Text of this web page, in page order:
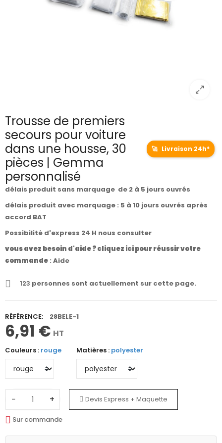
Trousse de premiers
secours pour voiture
dans une housse, 30
pièces | Gemma
personnalisé
🚀 Livraison 24h*
délais produit sans marquage de 2 à 5 jours ouvrés
délais produit avec marquage : 5 à 10 jours ouvrés après
accord BAT
Possibilité d'express 24 H nous consulter
vous avez besoin d'aide ? cliquez ici pour réussir votre
commande : Aide
123 personnes sont actuellement sur cette page.
RÉFÉRENCE: 28BELE-1
6,91 € HT
Couleurs : rouge Matières : polyester
− + Devis Express + Maquette
Sur commande